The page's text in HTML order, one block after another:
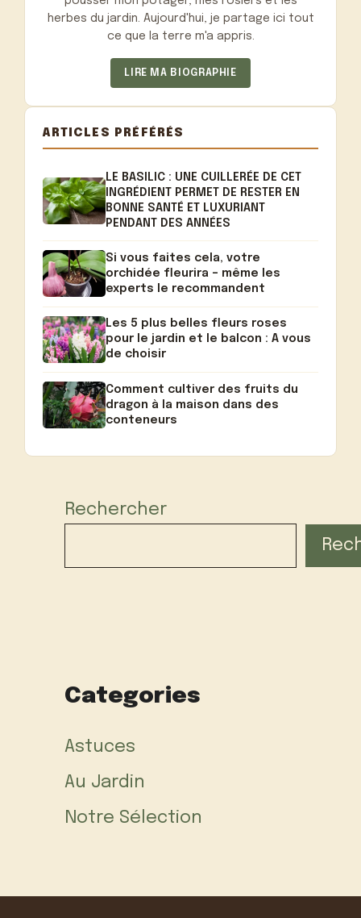
herbes du jardin. Aujourd'hui, je partage ici tout
ce que la terre m'a appris.
LIRE MA BIOGRAPHIE
ARTICLES PRÉFÉRÉS
LE BASILIC : UNE CUILLERÉE DE CET
INGRÉDIENT PERMET DE RESTER EN
BONNE SANTÉ ET LUXURIANT
PENDANT DES ANNÉES
Si vous faites cela, votre
orchidée fleurira – même les
experts le recommandent
Les 5 plus belles fleurs roses
pour le jardin et le balcon : A vous
de choisir
Comment cultiver des fruits du
dragon à la maison dans des
conteneurs
Rechercher
Categories
Astuces
Au Jardin
Notre Sélection